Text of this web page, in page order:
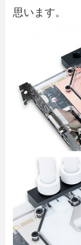
思います。